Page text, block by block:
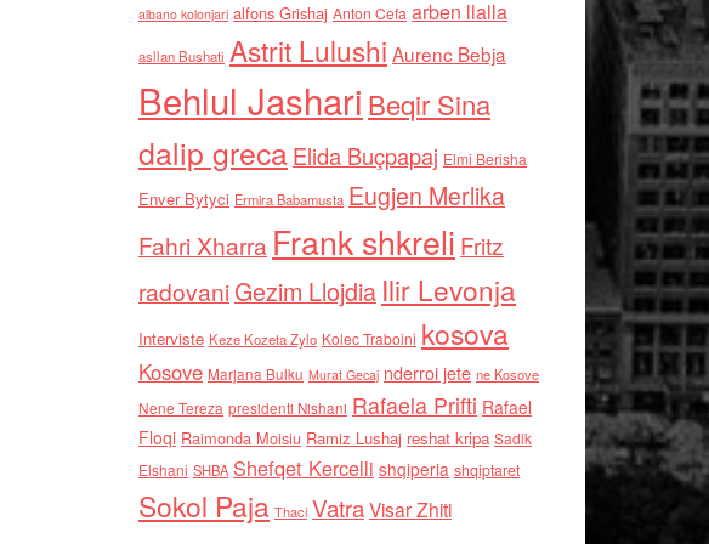
albano kolonjari alfons Grishaj Anton Cefa arben llalla
asllan Bushati Astrit Lulushi Aurenc Bebja
Behlul Jashari Beqir Sina
dalip grecaElida Buçpapaj Elmi Berisha
Enver Bytyci Ermira Babamusta Eugjen Merlika
Fahri Xharra Frank shkreli Fritz
radovaniGezim Llojdia Ilir Levonja
Interviste Keze Kozeta Zylo Kolec Traboini kosova
Kosove Marjana Bulku Murat Gecaj nderroi jete ne Kosove
Nene Tereza presidenti Nishani Rafaela Prifti Rafael
Floqi Raimonda Moisiu Ramiz Lushaj reshat kripa Sadik
Elshani SHBA Shefqet Kercelli shqiperia shqiptaret
Sokol Paja Thaci VatraVisar Zhiti